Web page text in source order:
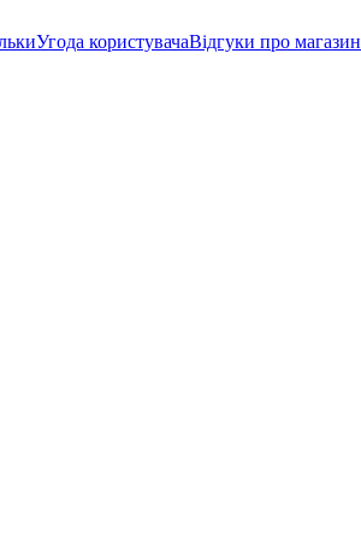
Угода користувачаВідгуки про магазин